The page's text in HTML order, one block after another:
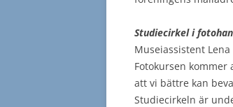
Studiecirkel i
Museiassistent
Fotokursen
att vi bättre kan
Studiecirkeln är